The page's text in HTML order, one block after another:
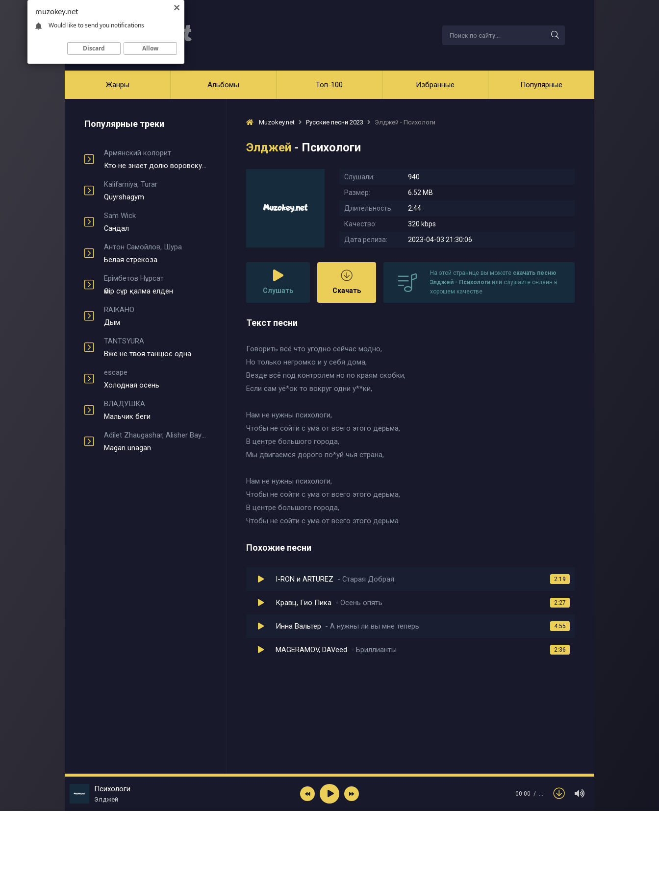
Жанры Альбомы Топ-100 Избранные Популярные
Популярные треки
Армянский колорит
Кто не знает долю воровскую
Kalifarniya, Turar
Quyrshagym
Sam Wick
Сандал
Антон Самойлов, Шура
Белая стрекоза
Ерімбетов Нұрсат
Өмір сүр қалма елден
RAIKAHO
Дым
TANTSYURA
Вже не твоя танцює одна
escape
Холодная осень
ВЛАДУШКА
Мальчик беги
Adilet Zhaugashar, Alisher Bayniyazov
Magan unagan
Muzokey.net Русские песни 2023 Элджей - Психологи
Элджей - Психологи
Слушали:
940
Размер:
6.52 MB
Длительность:
2:44
Качество:
320 kbps
Дата релиза:
2023-04-03 21:30:06
Слушать Скачать
На этой странице вы можете скачать песню
Элджей - Психологи или слушайте онлайн в
хорошем качестве
Текст песни
Говорить всё что угодно сейчас модно,
Но только негромко и у себя дома,
Везде всё под контролем но по краям скобки,
Если сам уё*ок то вокруг одни у**ки,
Нам не нужны психологи,
Чтобы не сойти с ума от всего этого дерьма,
В центре большого города,
Мы двигаемся дорого по*уй чья страна,
Нам не нужны психологи,
Чтобы не сойти с ума от всего этого дерьма,
В центре большого города,
Чтобы не сойти с ума от всего этого дерьма.
Похожие песни
I-RON и ARTUREZ Старая Добрая 2:19
Кравц, Гио Пика Осень опять 2:27
Инна Вальтер А нужны ли вы мне теперь 4:55
MAGERAMOV, DAVeed Бриллианты 2:36
Психологи
Элджей
00:00 …
muzokey.net
Would like to send you notifications
Discard Allow